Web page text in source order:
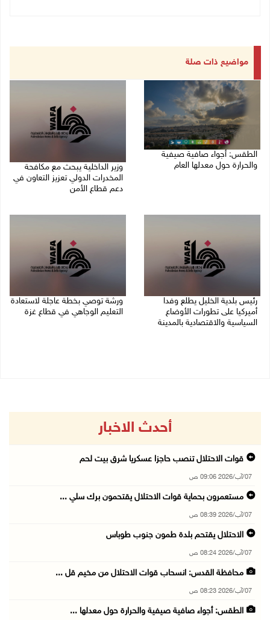
مواضيع ذات صلة
الطقس: أجواء صافية صيفية
والحرارة حول معدلها العام
وزير الداخلية يبحث مع مكافحة
المخدرات الدولي تعزيز التعاون في
دعم قطاع الأمن
رئيس بلدية الخليل يطلع وفدا
أميركيا على تطورات الأوضاع
السياسية والاقتصادية بالمدينة
ورشة توصي بخطة عاجلة لاستعادة
التعليم الوجاهي في قطاع غزة
أحدث الاخبار
قوات الاحتلال تنصب حاجزا عسكريا شرق بيت لحم
07/آب/2026 09:06 ص
مستعمرون بحماية قوات الاحتلال يقتحمون برك سلي ...
07/آب/2026 08:39 ص
الاحتلال يقتحم بلدة طمون جنوب طوباس
07/آب/2026 08:24 ص
محافظة القدس: انسحاب قوات الاحتلال من مخيم قل ...
07/آب/2026 08:23 ص
الطقس: أجواء صافية صيفية والحرارة حول معدلها ...